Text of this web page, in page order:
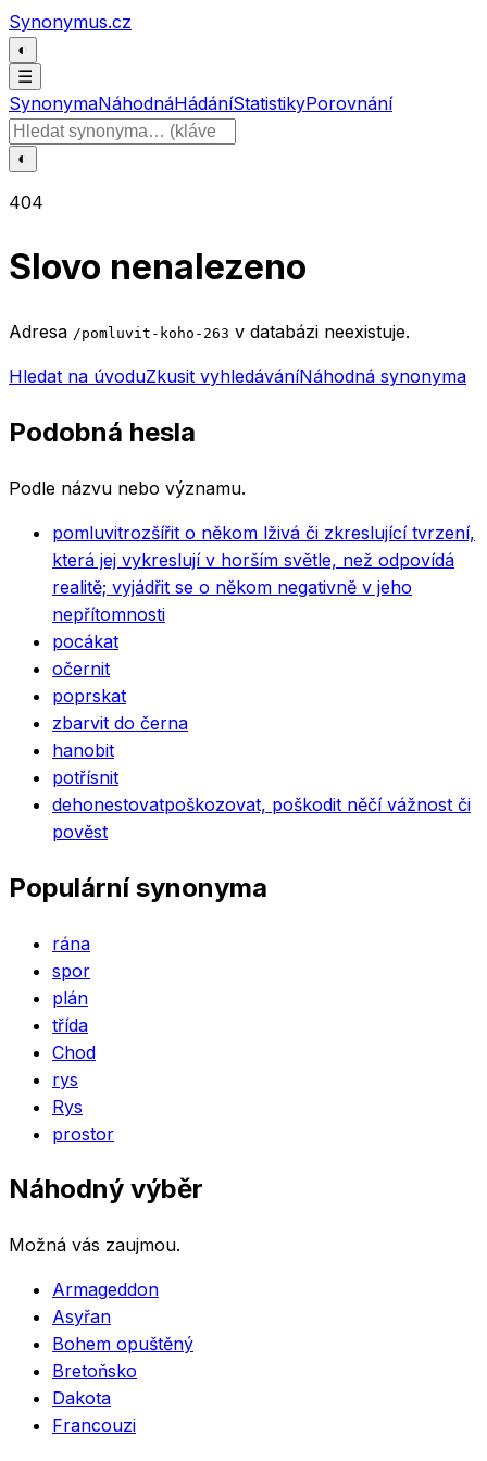
Přeskočit na obsah
Synonymus.cz
◐
☰
SynonymaNáhodnáHádáníStatistikyPorovnání
Hledat slovo
◐
404
Slovo nenalezeno
Adresa /pomluvit-koho-263 v databázi neexistuje.
Hledat na úvoduZkusit vyhledáváníNáhodná synonyma
Podobná hesla
Podle názvu nebo významu.
pomluvitrozšířit o někom lživá či zkreslující tvrzení,
která jej vykreslují v horším světle, než odpovídá
realitě; vyjádřit se o někom negativně v jeho
nepřítomnosti
pocákat
očernit
poprskat
zbarvit do černa
hanobit
potřísnit
dehonestovatpoškozovat, poškodit něčí vážnost či
pověst
Populární synonyma
rána
spor
plán
třída
Chod
rys
Rys
prostor
Náhodný výběr
Možná vás zaujmou.
Armageddon
Asyřan
Bohem opuštěný
Bretoňsko
Dakota
Francouzi